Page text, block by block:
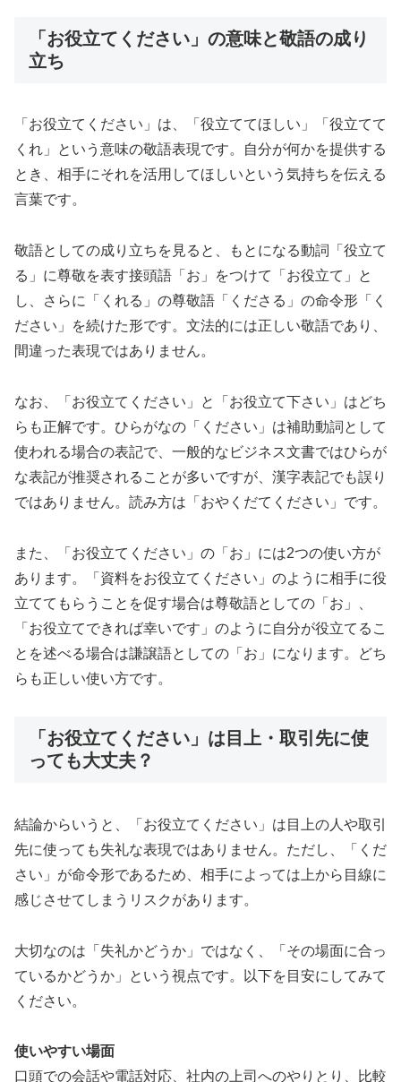
「お役立てください」の意味と敬語の成り
立ち
「お役立てください」は、「役立ててほしい」「役立てて
くれ」という意味の敬語表現です。自分が何かを提供する
とき、相手にそれを活用してほしいという気持ちを伝える
言葉です。
敬語としての成り立ちを見ると、もとになる動詞「役立て
る」に尊敬を表す接頭語「お」をつけて「お役立て」と
し、さらに「くれる」の尊敬語「くださる」の命令形「く
ださい」を続けた形です。文法的には正しい敬語であり、
間違った表現ではありません。
なお、「お役立てください」と「お役立て下さい」はどち
らも正解です。ひらがなの「ください」は補助動詞として
使われる場合の表記で、一般的なビジネス文書ではひらが
な表記が推奨されることが多いですが、漢字表記でも誤り
ではありません。読み方は「おやくだてください」です。
また、「お役立てください」の「お」には2つの使い方が
あります。「資料をお役立てください」のように相手に役
立ててもらうことを促す場合は尊敬語としての「お」、
「お役立てできれば幸いです」のように自分が役立てるこ
とを述べる場合は謙譲語としての「お」になります。どち
らも正しい使い方です。
「お役立てください」は目上・取引先に使
っても大丈夫？
結論からいうと、「お役立てください」は目上の人や取引
先に使っても失礼な表現ではありません。ただし、「くだ
さい」が命令形であるため、相手によっては上から目線に
感じさせてしまうリスクがあります。
大切なのは「失礼かどうか」ではなく、「その場面に合っ
ているかどうか」という視点です。以下を目安にしてみて
ください。
使いやすい場面
口頭での会話や電話対応、社内の上司へのやりとり、比較